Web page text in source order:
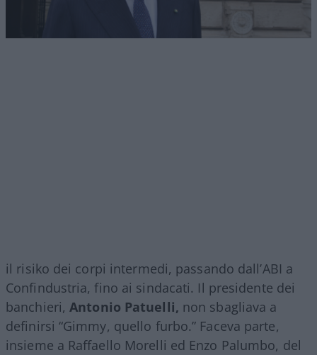
il risiko dei corpi intermedi, passando dall’ABI a
Confindustria, fino ai sindacati. Il presidente dei
banchieri,Antonio Patuelli, non sbagliava a
definirsi “Gimmy, quello furbo.” Faceva parte,
insieme a Raffaello Morelli ed Enzo Palumbo, del